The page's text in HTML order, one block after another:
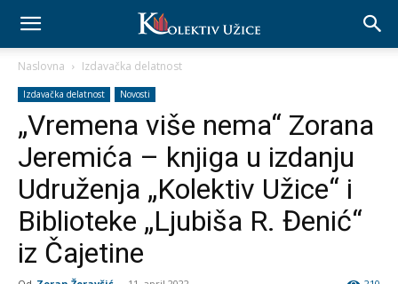
Naslovna Izdavačka delatnost
Izdavačka delatnost Novosti
„Vremena više nema“ Zorana
Jeremića – knjiga u izdanju
Udruženja „Kolektiv Užice“ i
Biblioteke „Ljubiša R. Đenić“
iz Čajetine